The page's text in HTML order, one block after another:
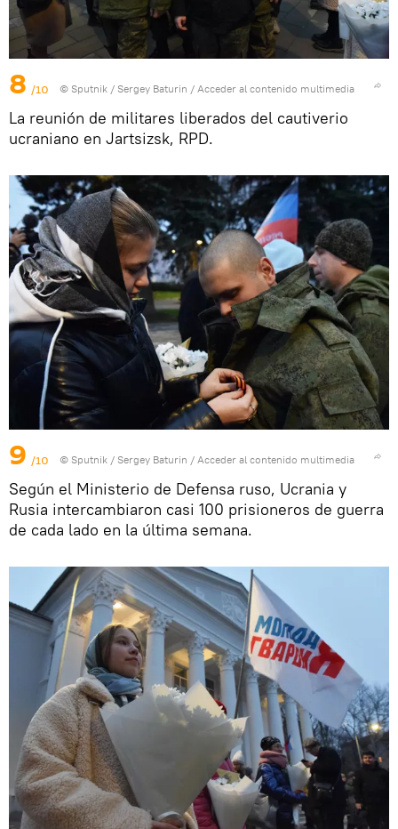
8 /10 © Sputnik / Sergey Baturin / Acceder al contenido multimedia
La reunión de militares liberados del cautiverio
ucraniano en Jartsizsk, RPD.
9 /10 © Sputnik / Sergey Baturin / Acceder al contenido multimedia
Según el Ministerio de Defensa ruso, Ucrania y
Rusia intercambiaron casi 100 prisioneros de guerra
de cada lado en la última semana.